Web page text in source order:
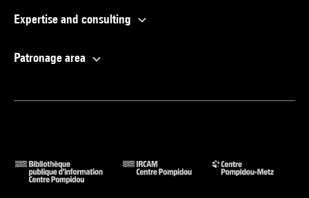
Expertise and consulting
Patronage area